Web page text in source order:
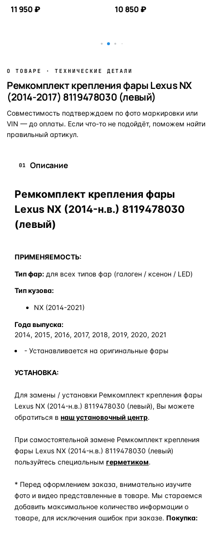
11 950 ₽ 10 850 ₽
О ТОВАРЕ · ТЕХНИЧЕСКИЕ ДЕТАЛИ
Ремкомплект крепления фары Lexus NX
(2014-2017) 8119478030 (левый)
Совместимость подтверждаем по фото маркировки или
VIN — до оплаты. Если что-то не подойдёт, поможем найти
правильный артикул.
01 Описание
Ремкомплект крепления фары
Lexus NX (2014-н.в.) 8119478030
(левый)
ПРИМЕНЯЕМОСТЬ:
Тип фар: для всех типов фар (галоген / ксенон / LED)
Тип кузова:
NX (2014-2021)
Года выпуска:
2014, 2015, 2016, 2017, 2018, 2019, 2020, 2021
- Устанавливается на оригинальные фары
УСТАНОВКА:
Для замены / установки Ремкомплект крепления фары
Lexus NX (2014-н.в.) 8119478030 (левый), Вы можете
обратиться в наш установочный центр.
При самостоятельной замене Ремкомплект крепления
фары Lexus NX (2014-н.в.) 8119478030 (левый)
пользуйтесь специальным герметиком.
* Перед оформлением заказа, внимательно изучите
фото и видео представленные в товаре. Мы стараемся
добавить максимальное количество информации о
товаре, для исключения ошибок при заказе. Покупка: